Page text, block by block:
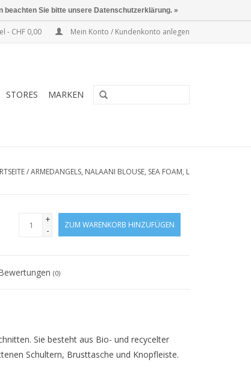
- CHF 0,00 Mein Konto / Kundenkonto anlegen
STORES MARKEN
/ARMEDANGELS, NALAANI BLOUSE, SEA FOAM, L
+
-
ZUM WARENKORB HINZUFÜGEN
(0)
Sie besteht aus Bio- und recycelter
Schultern, Brusttasche und Knopfleiste.
beachten Sie bitte unsere Datenschutzerklärung. »